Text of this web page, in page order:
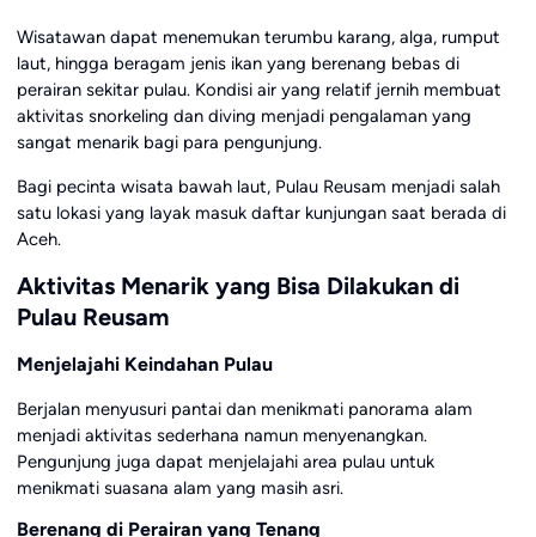
Wisatawan dapat menemukan terumbu karang, alga, rumput
laut, hingga beragam jenis ikan yang berenang bebas di
perairan sekitar pulau. Kondisi air yang relatif jernih membuat
aktivitas snorkeling dan diving menjadi pengalaman yang
sangat menarik bagi para pengunjung.
Bagi pecinta wisata bawah laut, Pulau Reusam menjadi salah
satu lokasi yang layak masuk daftar kunjungan saat berada di
Aceh.
Aktivitas Menarik yang Bisa Dilakukan di
Pulau Reusam
Menjelajahi Keindahan Pulau
Berjalan menyusuri pantai dan menikmati panorama alam
menjadi aktivitas sederhana namun menyenangkan.
Pengunjung juga dapat menjelajahi area pulau untuk
menikmati suasana alam yang masih asri.
Berenang di Perairan yang Tenang